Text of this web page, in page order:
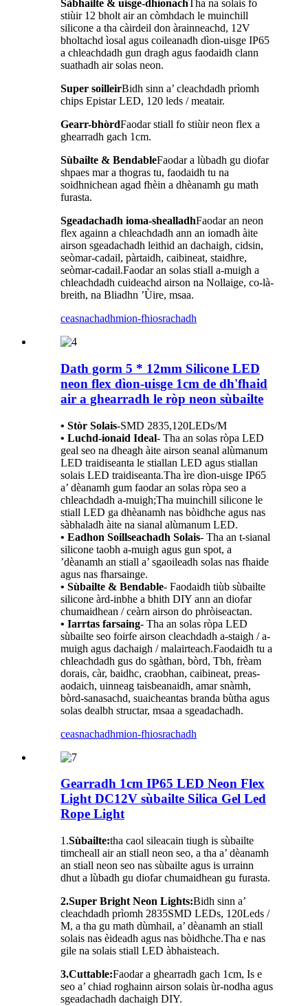
Sàbhailte & uisge-dhìonachTha na solais fo
stiùir 12 bholt air an còmhdach le muinchill
silicone a tha càirdeil don àrainneachd, 12V
bholtachd ìosal agus coileanadh dìon-uisge IP65
a chleachdadh gun dragh agus faodaidh clann
suathadh air solas neon.
Super soilleirBidh sinn a’ cleachdadh prìomh
chips Epistar LED, 120 leds / meatair.
Gearr-bhòrdFaodar stiall fo stiùir neon flex a
ghearradh gach 1cm.
Sùbailte & BendableFaodar a lùbadh gu diofar
shpaes mar a thogras tu, faodaidh tu na
soidhnichean agad fhèin a dhèanamh gu math
furasta.
Sgeadachadh ioma-shealladhFaodar an neon
flex againn a chleachdadh ann an iomadh àite
airson sgeadachadh leithid an dachaigh, cidsin,
seòmar-cadail, pàrtaidh, caibineat, staidhre,
seòmar-cadail.Faodar an solas stiall a-muigh a
chleachdadh cuideachd airson na Nollaige, co-là-
breith, na Bliadhn ’Ùire, msaa.
ceasnachadhmion-fhiosrachadh
Dath gorm 5 * 12mm Silicone LED
neon flex dìon-uisge 1cm de dh'fhaid
air a ghearradh le ròp neon sùbailte
• Stòr Solais-SMD 2835,120LEDs/M
• Luchd-ionaid Ideal- Tha an solas ròpa LED
geal seo na dheagh àite airson seanal alùmanum
LED traidiseanta le stiallan LED agus stiallan
solais LED traidiseanta.Tha ìre dìon-uisge IP65
a’ dèanamh gum faodar an solas ròpa seo a
chleachdadh a-muigh;Tha muinchill silicone le
stiall LED ga dhèanamh nas bòidhche agus nas
sàbhaladh àite na sianal alùmanum LED.
• Eadhon Soillseachadh Solais- Tha an t-sianal
silicone taobh a-muigh agus gun spot, a
’dèanamh an stiall a’ sgaoileadh solas nas fhaide
agus nas fharsainge.
• Sùbailte & Bendable- Faodaidh tiùb sùbailte
silicone àrd-inbhe a bhith DIY ann an diofar
chumaidhean / ceàrn airson do phròiseactan.
• Iarrtas farsaing- Tha an solas ròpa LED
sùbailte seo foirfe airson cleachdadh a-staigh / a-
muigh agus dachaigh / malairteach.Faodaidh tu a
chleachdadh gus do sgàthan, bòrd, Tbh, frèam
dorais, càr, baidhc, craobhan, caibineat, preas-
aodaich, uinneag taisbeanaidh, amar snàmh,
bòrd-sanasachd, suaicheantas branda bùtha agus
solas dealbh structar, msaa a sgeadachadh.
ceasnachadhmion-fhiosrachadh
Gearradh 1cm IP65 LED Neon Flex
Light DC12V sùbailte Silica Gel Led
Rope Light
1.Sùbailte:tha caol sileacain tiugh is sùbailte
timcheall air an stiall neon seo, a tha a’ dèanamh
an stiall neon seo nas sùbailte agus is urrainn
dhut a lùbadh gu diofar chumaidhean gu furasta.
2.Super Bright Neon Lights:Bidh sinn a’
cleachdadh prìomh 2835SMD LEDs, 120Leds /
M, a tha gu math dùmhail, a’ dèanamh an stiall
solais nas èideadh agus nas bòidhche.Tha e nas
gile na solais stiall LED àbhaisteach.
3.Cuttable:Faodar a ghearradh gach 1cm, Is e
seo a’ chiad roghainn airson solais ùr-nodha agus
sgeadachadh dachaigh DIY.